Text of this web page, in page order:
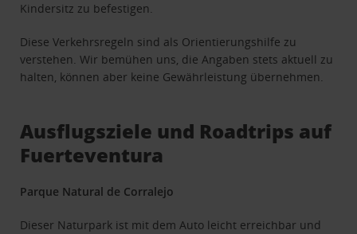
Kindersitz zu befestigen.
Diese Verkehrsregeln sind als Orientierungshilfe zu
verstehen. Wir bemühen uns, die Angaben stets aktuell zu
halten, können aber keine Gewährleistung übernehmen.
Ausflugsziele und Roadtrips auf
Fuerteventura
Parque Natural de Corralejo
Dieser Naturpark ist mit dem Auto leicht erreichbar und